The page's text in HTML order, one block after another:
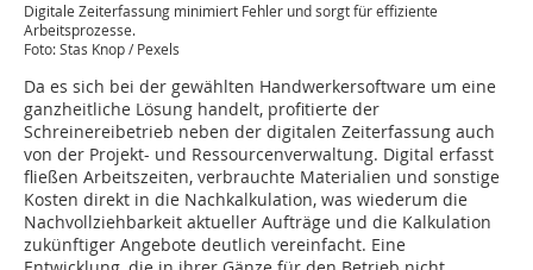
Digitale Zeiterfassung minimiert Fehler und sorgt für effiziente
Arbeitsprozesse.
Foto: Stas Knop / Pexels
Da es sich bei der gewählten Handwerkersoftware um eine
ganzheitliche Lösung handelt, profitierte der
Schreinereibetrieb neben der digitalen Zeiterfassung auch
von der Projekt- und Ressourcenverwaltung. Digital erfasst
fließen Arbeitszeiten, verbrauchte Materialien und sonstige
Kosten direkt in die Nachkalkulation, was wiederum die
Nachvollziehbarkeit aktueller Aufträge und die Kalkulation
zukünftiger Angebote deutlich vereinfacht. Eine